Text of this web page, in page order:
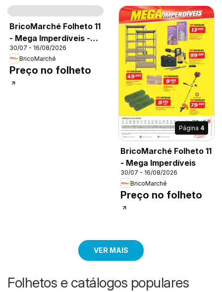
BricoMarché Folheto 11
- Mega Imperdíveis -
Estarreja
30/07 - 16/08/2026
BricoMarché
Preço no folheto
Página 4
BricoMarché Folheto 11
- Mega Imperdíveis
30/07 - 16/08/2026
BricoMarché
Preço no folheto
VER MAIS
Folhetos e catálogos populares